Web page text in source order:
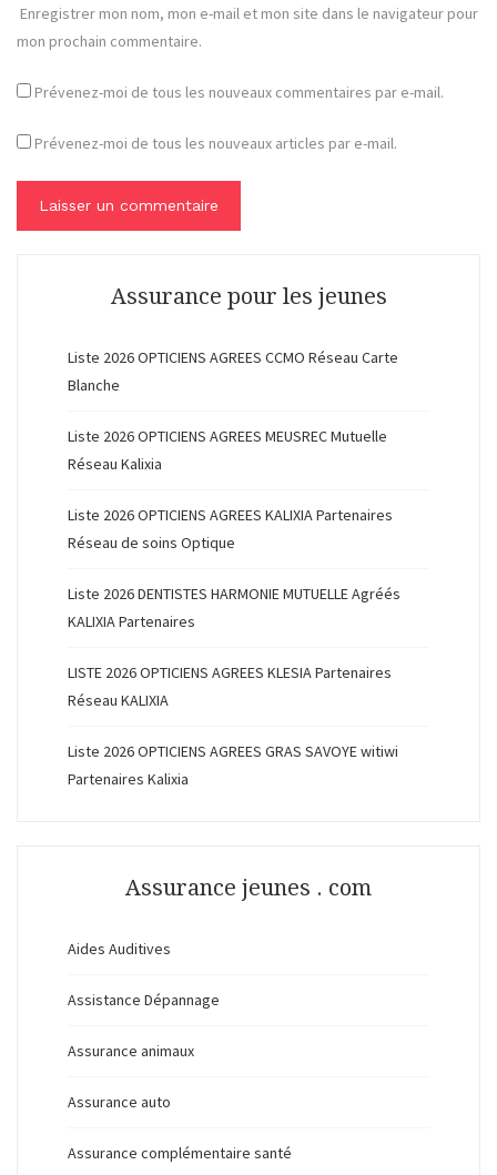
Enregistrer mon nom, mon e-mail et mon site dans le navigateur pour
mon prochain commentaire.
Prévenez-moi de tous les nouveaux commentaires par e-mail.
Prévenez-moi de tous les nouveaux articles par e-mail.
Assurance pour les jeunes
Liste 2026 OPTICIENS AGREES CCMO Réseau Carte
Blanche
Liste 2026 OPTICIENS AGREES MEUSREC Mutuelle
Réseau Kalixia
Liste 2026 OPTICIENS AGREES KALIXIA Partenaires
Réseau de soins Optique
Liste 2026 DENTISTES HARMONIE MUTUELLE Agréés
KALIXIA Partenaires
LISTE 2026 OPTICIENS AGREES KLESIA Partenaires
Réseau KALIXIA
Liste 2026 OPTICIENS AGREES GRAS SAVOYE witiwi
Partenaires Kalixia
Assurance jeunes . com
Aides Auditives
Assistance Dépannage
Assurance animaux
Assurance auto
Assurance complémentaire santé